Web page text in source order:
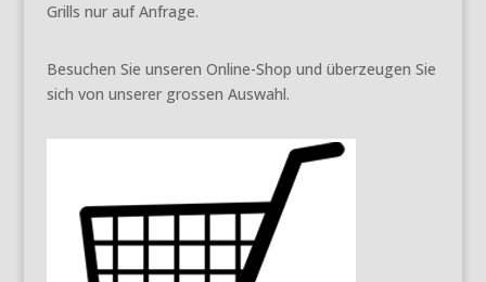
Grills nur auf Anfrage.
Besuchen Sie unseren Online-Shop und überzeugen Sie
sich von unserer grossen Auswahl.